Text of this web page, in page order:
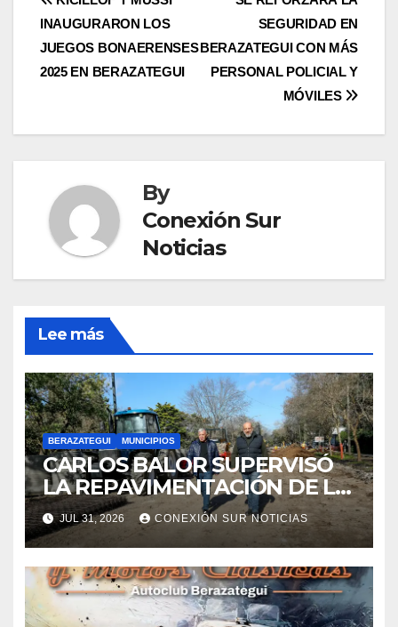
navigation
SEGURIDAD EN
BERAZATEGUI CON MÁS
PERSONAL POLICIAL Y
MÓVILES
INAUGURARON LOS
JUEGOS BONAERENSES
2025 EN BERAZATEGUI
By
Conexión Sur
Noticias
Lee más
BERAZATEGUI MUNICIPIOS
CARLOS BALOR SUPERVISÓ
LA REPAVIMENTACIÓN DE LA
AVENIDA AGOTE EN
RANELAGH
JUL 31, 2026 CONEXIÓN SUR NOTICIAS